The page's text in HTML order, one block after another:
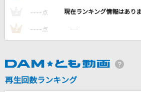
rsion) [君の瞳に恋してる]
Boys Town Gang
11月のアンクレット
AKB48
---- 点 ----
3 ---- 点 ----
再生回数ランキング